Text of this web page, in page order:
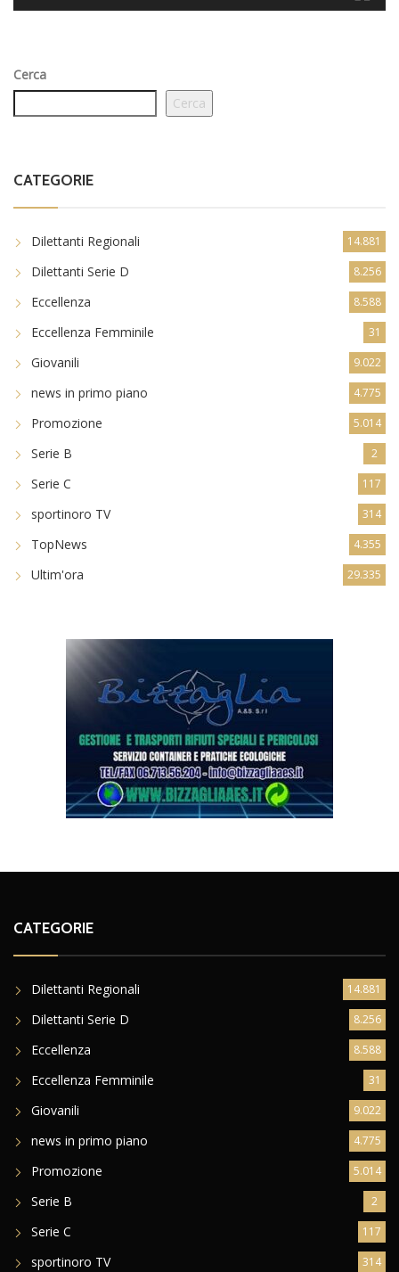
Cerca
Cerca
CATEGORIE
Dilettanti Regionali 14.881
Dilettanti Serie D 8.256
Eccellenza 8.588
Eccellenza Femminile 31
Giovanili 9.022
news in primo piano 4.775
Promozione 5.014
Serie B 2
Serie C 117
sportinoro TV 314
TopNews 4.355
Ultim'ora 29.335
CATEGORIE
Dilettanti Regionali 14.881
Dilettanti Serie D 8.256
Eccellenza 8.588
Eccellenza Femminile 31
Giovanili 9.022
news in primo piano 4.775
Promozione 5.014
Serie B 2
Serie C 117
sportinoro TV 314